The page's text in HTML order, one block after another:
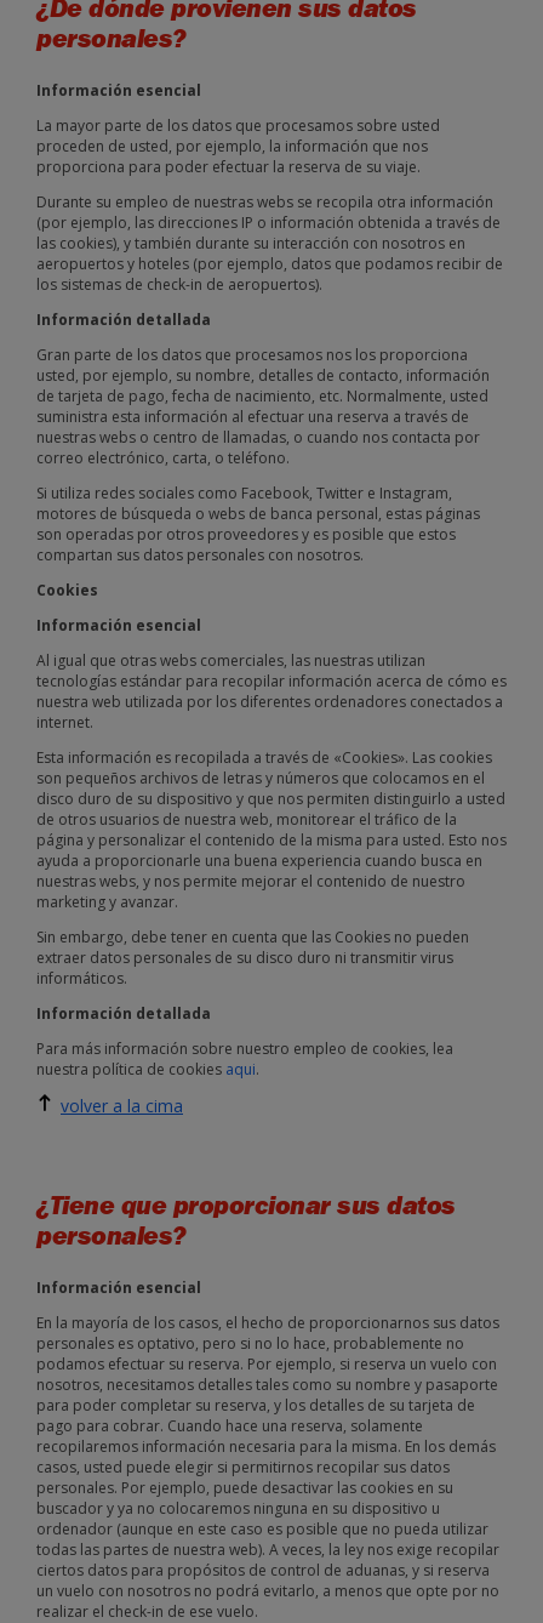
¿De dónde provienen sus datos
personales?
Información esencial
La mayor parte de los datos que procesamos sobre usted
proceden de usted, por ejemplo, la información que nos
proporciona para poder efectuar la reserva de su viaje.
Durante su empleo de nuestras webs se recopila otra información
(por ejemplo, las direcciones IP o información obtenida a través de
las cookies), y también durante su interacción con nosotros en
aeropuertos y hoteles (por ejemplo, datos que podamos recibir de
los sistemas de check-in de aeropuertos).
Información detallada
Gran parte de los datos que procesamos nos los proporciona
usted, por ejemplo, su nombre, detalles de contacto, información
de tarjeta de pago, fecha de nacimiento, etc. Normalmente, usted
suministra esta información al efectuar una reserva a través de
nuestras webs o centro de llamadas, o cuando nos contacta por
correo electrónico, carta, o teléfono.
Si utiliza redes sociales como Facebook, Twitter e Instagram,
motores de búsqueda o webs de banca personal, estas páginas
son operadas por otros proveedores y es posible que estos
compartan sus datos personales con nosotros.
Cookies
Información esencial
Al igual que otras webs comerciales, las nuestras utilizan
tecnologías estándar para recopilar información acerca de cómo es
nuestra web utilizada por los diferentes ordenadores conectados a
internet.
Esta información es recopilada a través de «Cookies». Las cookies
son pequeños archivos de letras y números que colocamos en el
disco duro de su dispositivo y que nos permiten distinguirlo a usted
de otros usuarios de nuestra web, monitorear el tráfico de la
página y personalizar el contenido de la misma para usted. Esto nos
ayuda a proporcionarle una buena experiencia cuando busca en
nuestras webs, y nos permite mejorar el contenido de nuestro
marketing y avanzar.
Sin embargo, debe tener en cuenta que las Cookies no pueden
extraer datos personales de su disco duro ni transmitir virus
informáticos.
Información detallada
Para más información sobre nuestro empleo de cookies, lea
nuestra política de cookies aqui.
volver a la cima
¿Tiene que proporcionar sus datos
personales?
Información esencial
En la mayoría de los casos, el hecho de proporcionarnos sus datos
personales es optativo, pero si no lo hace, probablemente no
podamos efectuar su reserva. Por ejemplo, si reserva un vuelo con
nosotros, necesitamos detalles tales como su nombre y pasaporte
para poder completar su reserva, y los detalles de su tarjeta de
pago para cobrar. Cuando hace una reserva, solamente
recopilaremos información necesaria para la misma. En los demás
casos, usted puede elegir si permitirnos recopilar sus datos
personales. Por ejemplo, puede desactivar las cookies en su
buscador y ya no colocaremos ninguna en su dispositivo u
ordenador (aunque en este caso es posible que no pueda utilizar
todas las partes de nuestra web). A veces, la ley nos exige recopilar
ciertos datos para propósitos de control de aduanas, y si reserva
un vuelo con nosotros no podrá evitarlo, a menos que opte por no
realizar el check-in de ese vuelo.